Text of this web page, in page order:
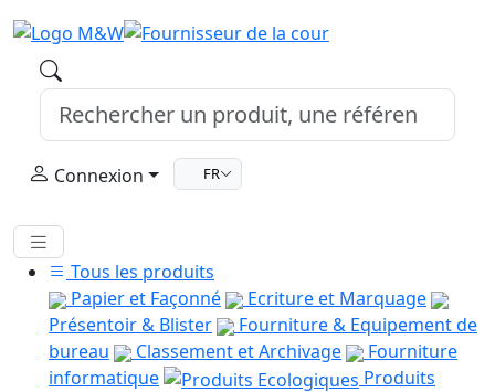
Connexion FR
Tous les produits
Papier et Façonné
Ecriture et Marquage
Présentoir & Blister
Fourniture & Equipement de
bureau
Classement et Archivage
Fourniture
informatique
Produits